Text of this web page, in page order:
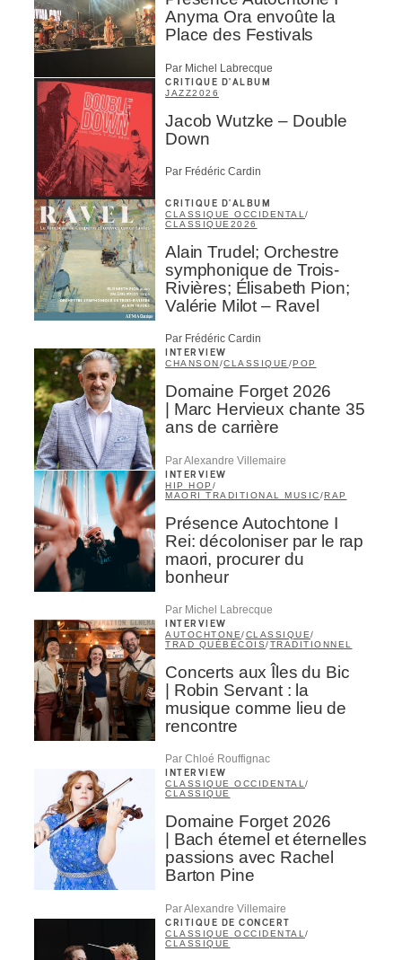
Anyma Ora envoûte la
Place des Festivals
Par Michel Labrecque
CRITIQUE D'ALBUM
JAZZ2026
Jacob Wutzke – Double
Down
Par Frédéric Cardin
CRITIQUE D'ALBUM
CLASSIQUE OCCIDENTAL /
CLASSIQUE 2026
Alain Trudel; Orchestre
symphonique de Trois-
Rivières; Élisabeth Pion;
Valérie Milot – Ravel
Par Frédéric Cardin
INTERVIEW
CHANSON/CLASSIQUE /POP
Domaine Forget 2026
| Marc Hervieux chante 35
ans de carrière
Par Alexandre Villemaire
INTERVIEW
HIP HOP /
MAORI TRADITIONAL MUSIC/RAP
Présence Autochtone I
Rei: décoloniser par le rap
maori, procurer du
bonheur
Par Michel Labrecque
INTERVIEW
AUTOCHTONE/CLASSIQUE/
TRAD QUÉBÉCOIS/TRADITIONNEL
Concerts aux Îles du Bic
| Robin Servant : la
musique comme lieu de
rencontre
Par Chloé Rouffignac
INTERVIEW
CLASSIQUE OCCIDENTAL/
CLASSIQUE
Domaine Forget 2026
| Bach éternel et éternelles
passions avec Rachel
Barton Pine
Par Alexandre Villemaire
CRITIQUE DE CONCERT
CLASSIQUE OCCIDENTAL /
CLASSIQUE